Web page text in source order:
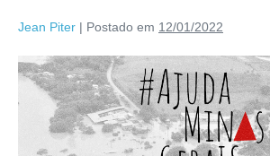
Jean Piter | Postado em 12/01/2022